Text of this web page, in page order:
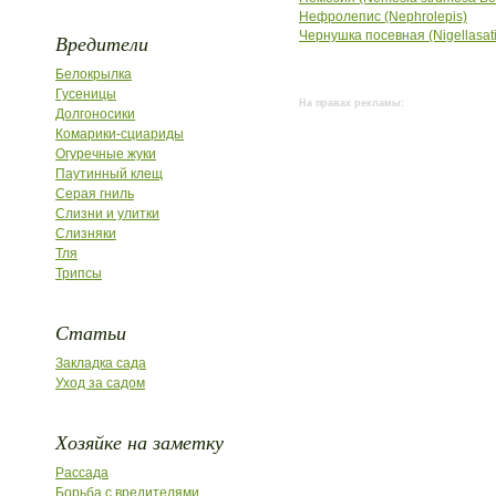
Вредители
Белокрылка
Гусеницы
Долгоносики
Комарики-сциариды
Огуречные жуки
Паутинный клещ
Серая гниль
Слизни и улитки
Слизняки
Тля
Трипсы
Статьи
Закладка сада
Уход за садом
Хозяйке на заметку
Рассада
Борьба с вредителями
Нефролепис (Nephrolepis)
Чернушка посевная
На правах рекламы: